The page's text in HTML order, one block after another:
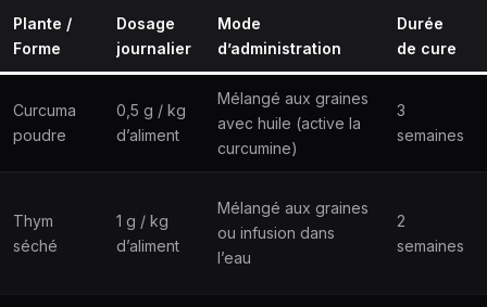
Plante /
Forme
Dosage
journalier
Mode
d’administration
Durée
de cure
Curcuma
poudre
0,5 g / kg
d’aliment
Mélangé aux graines
avec huile (active la
curcumine)
3
semaines
Thym
séché
1 g / kg
d’aliment
Mélangé aux graines
ou infusion dans
l’eau
2
semaines